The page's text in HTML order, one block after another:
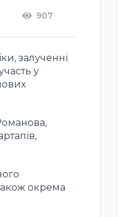
907
залученні
у
окрема